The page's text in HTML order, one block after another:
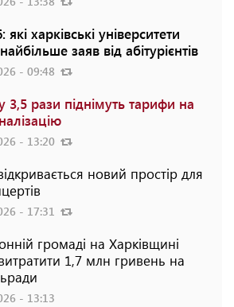
які харківські університети
заяв від абітурієнтів
- 09:48
3,5 рази піднімуть тарифи на
- 13:20
новий простір для
- 17:31
громаді на Харківщині
1,7 млн гривень на
- 13:13